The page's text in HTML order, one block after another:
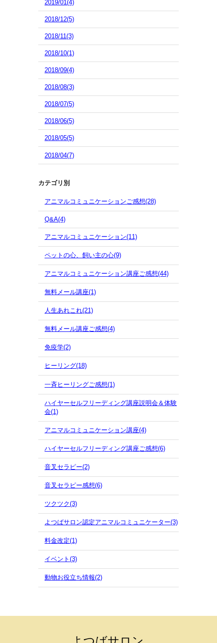
2019/01(4)
2018/12(5)
2018/11(3)
2018/10(1)
2018/09(4)
2018/08(3)
2018/07(5)
2018/06(5)
2018/05(5)
2018/04(7)
カテゴリ別
アニマルコミュニケーションご感想(28)
Q&A(4)
アニマルコミュニケーション(11)
ペットの心、飼い主の心(9)
アニマルコミュニケーション講座ご感想(44)
無料メール講座(1)
人生あれこれ(21)
無料メール講座ご感想(4)
免疫学(2)
ヒーリング(18)
一斉ヒーリングご感想(1)
ハイヤーセルフリーディング講座説明会＆体験
会(1)
アニマルコミュニケーション講座(4)
ハイヤーセルフリーディング講座ご感想(6)
音叉セラピー(2)
音叉セラピー感想(6)
ツクツク(3)
よつばサロン認定アニマルコミュニケーター(3)
料金改定(1)
イベント(3)
動物お役立ち情報(2)